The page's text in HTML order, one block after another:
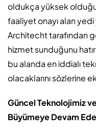
oldukça yüksek
faaliyet onayı alan yedi
Architecht tarafından
hizmet sunduğunu
bu alanda en iddialı
olacaklarını sözlerine
Güncel Teknolojimiz
Büyümeye Devam